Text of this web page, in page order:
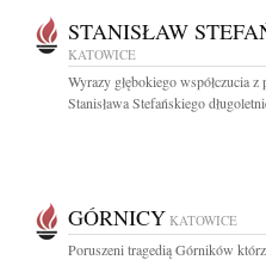
STANISŁAW
KATOWICE
Wyrazy głębokiego współczucia
Stanisława Stefańskiego
GÓRNICY KATOWICE
Poruszeni tragedią Górników